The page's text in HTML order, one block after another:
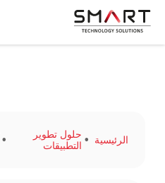
الرئيسية
حلول تطوير
التطبيقات